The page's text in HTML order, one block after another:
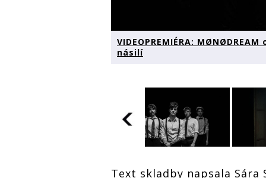
VIDEOPREMIÉRA:
násilí
VIDEOPREMIÉRA:
Text skladby napsala